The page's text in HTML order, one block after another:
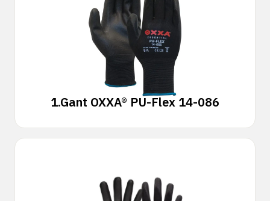
1.Gant OXXA® PU-Flex 14-086